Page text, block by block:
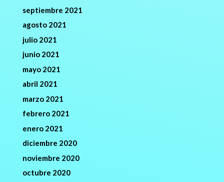
septiembre 2021
agosto 2021
julio 2021
junio 2021
mayo 2021
abril 2021
marzo 2021
febrero 2021
enero 2021
diciembre 2020
noviembre 2020
octubre 2020